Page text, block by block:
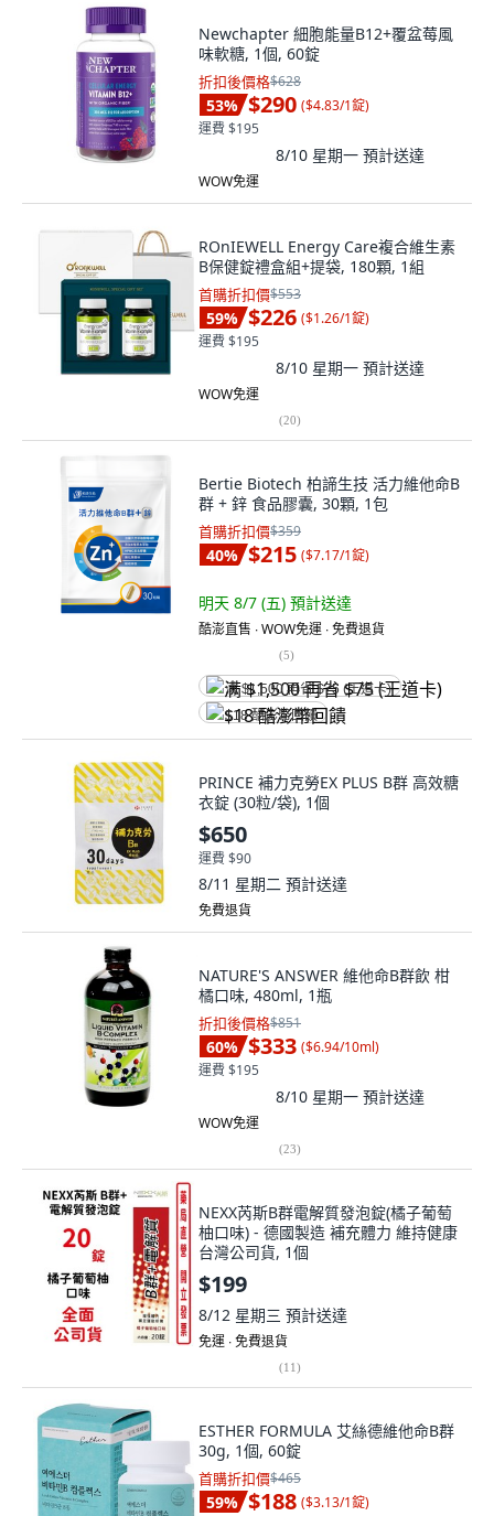
Newchapter 細胞能量B12+覆盆莓風
味軟糖, 1個, 60錠
折扣後價格$628
53% $290 ($4.83/1錠)
運費 $195
8/10 星期一 預計送達
WOW免運
ROnIEWELL Energy Care複合維生素
B保健錠禮盒組+提袋, 180顆, 1組
首購折扣價$553
59% $226 ($1.26/1錠)
運費 $195
8/10 星期一 預計送達
WOW免運
(20)
Bertie Biotech 柏諦生技 活力維他命B
群 + 鋅 食品膠囊, 30顆, 1包
首購折扣價$359
40% $215 ($7.17/1錠)
明天 8/7 (五) 預計送達
酷澎直售 ∙ WOW免運 ∙ 免費退貨
(5)
满 $1,500 再省 $75 (王道卡)
$18 酷澎幣回饋
PRINCE 補力克勞EX PLUS B群 高效糖
衣錠 (30粒/袋), 1個
$650
運費 $90
8/11 星期二 預計送達
免費退貨
NATURE'S ANSWER 維他命B群飲 柑
橘口味, 480ml, 1瓶
折扣後價格$851
60% $333 ($6.94/10ml)
運費 $195
8/10 星期一 預計送達
WOW免運
(23)
NEXX芮斯B群電解質發泡錠(橘子葡萄
柚口味) - 德國製造 補充體力 維持健康
台灣公司貨, 1個
$199
8/12 星期三 預計送達
免運 ∙ 免費退貨
(11)
ESTHER FORMULA 艾絲德維他命B群
30g, 1個, 60錠
首購折扣價$465
59% $188 ($3.13/1錠)